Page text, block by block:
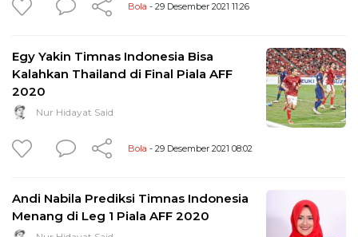
Bola - 29 Desember 2021 11:26
Egy Yakin Timnas Indonesia Bisa
Kalahkan Thailand di Final Piala AFF
2020
Nur Hidayat Said
Bola - 29 Desember 2021 08:02
Andi Nabila Prediksi Timnas Indonesia
Menang di Leg 1 Piala AFF 2020